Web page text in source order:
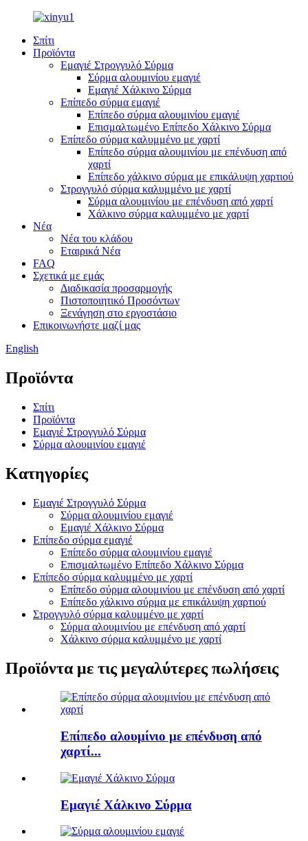
Σπίτι
Προϊόντα
Εμαγιέ Στρογγυλό Σύρμα
Σύρμα αλουμινίου εμαγιέ
Εμαγιέ Χάλκινο Σύρμα
Επίπεδο σύρμα εμαγιέ
Επίπεδο σύρμα αλουμινίου εμαγιέ
Επισμαλτωμένο Επίπεδο Χάλκινο Σύρμα
Επίπεδο σύρμα καλυμμένο με χαρτί
Επίπεδο σύρμα αλουμινίου με επένδυση από
χαρτί
Επίπεδο χάλκινο σύρμα με επικάλυψη χαρτιού
Στρογγυλό σύρμα καλυμμένο με χαρτί
Σύρμα αλουμινίου με επένδυση από χαρτί
Χάλκινο σύρμα καλυμμένο με χαρτί
Νέα
Νέα του κλάδου
Εταιρικά Νέα
FAQ
Σχετικά με εμάς
Διαδικασία προσαρμογής
Πιστοποιητικό Προσόντων
Ξενάγηση στο εργοστάσιο
Επικοινωνήστε μαζί μας
English
Προϊόντα
Σπίτι
Προϊόντα
Εμαγιέ Στρογγυλό Σύρμα
Σύρμα αλουμινίου εμαγιέ
Κατηγορίες
Εμαγιέ Στρογγυλό Σύρμα
Σύρμα αλουμινίου εμαγιέ
Εμαγιέ Χάλκινο Σύρμα
Επίπεδο σύρμα εμαγιέ
Επίπεδο σύρμα αλουμινίου εμαγιέ
Επισμαλτωμένο Επίπεδο Χάλκινο Σύρμα
Επίπεδο σύρμα καλυμμένο με χαρτί
Επίπεδο σύρμα αλουμινίου με επένδυση από χαρτί
Επίπεδο χάλκινο σύρμα με επικάλυψη χαρτιού
Στρογγυλό σύρμα καλυμμένο με χαρτί
Σύρμα αλουμινίου με επένδυση από χαρτί
Χάλκινο σύρμα καλυμμένο με χαρτί
Προϊόντα με τις μεγαλύτερες πωλήσεις
Επίπεδο αλουμίνιο με επένδυση από
χαρτί...
Εμαγιέ Χάλκινο Σύρμα